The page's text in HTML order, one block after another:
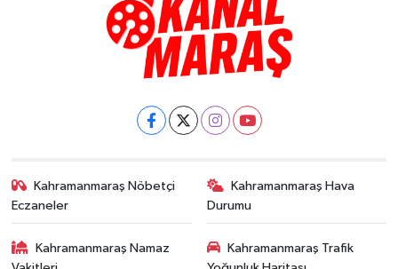
Kahramanmaraş Nöbetçi
Eczaneler
Kahramanmaraş Hava
Durumu
Kahramanmaraş Namaz
Kahramanmaraş Trafik